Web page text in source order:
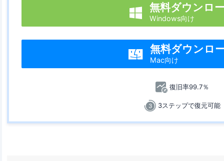
 無料ダウンロ
Windows向け
 無料ダウンロ
Mac向け
復旧率99.7％
3ステップで復元可能